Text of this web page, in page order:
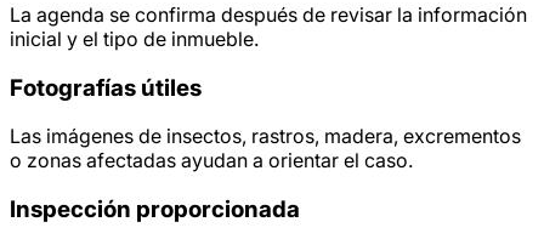
La agenda se confirma después de revisar la información
inicial y el tipo de inmueble.
Fotografías útiles
Las imágenes de insectos, rastros, madera, excrementos
o zonas afectadas ayudan a orientar el caso.
Inspección proporcionada